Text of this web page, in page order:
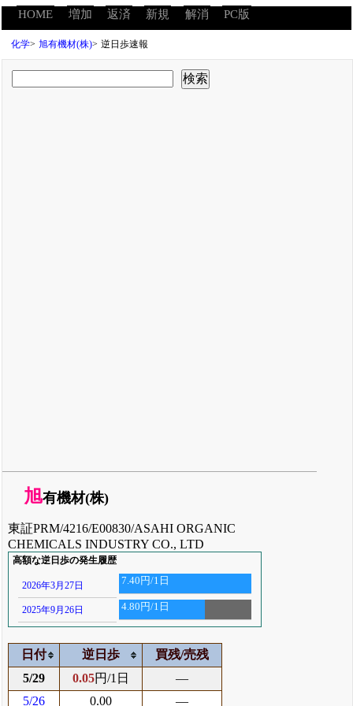
HOME 増加 返済 新規 解消 PC版
化学> 旭有機材(株)> 逆日歩速報
旭有機材(株)
東証PRM/4216/E00830/ASAHI ORGANIC
CHEMICALS INDUSTRY CO., LTD
高額な逆日歩の発生履歴
2026年3月27日 7.40円/1日
2025年9月26日 4.80円/1日
日付 逆日歩
買残/売残
5/29
0.05円/1日
―
5/26
0.00 ―